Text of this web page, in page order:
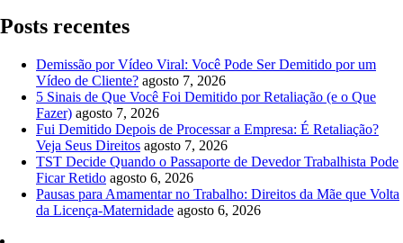
Posts recentes
Demissão por Vídeo Viral: Você Pode Ser Demitido por um
Vídeo de Cliente? agosto 7, 2026
5 Sinais de Que Você Foi Demitido por Retaliação (e o Que
Fazer) agosto 7, 2026
Fui Demitido Depois de Processar a Empresa: É Retaliação?
Veja Seus Direitos agosto 7, 2026
TST Decide Quando o Passaporte de Devedor Trabalhista Pode
Ficar Retido agosto 6, 2026
Pausas para Amamentar no Trabalho: Direitos da Mãe que Volta
da Licença-Maternidade agosto 6, 2026